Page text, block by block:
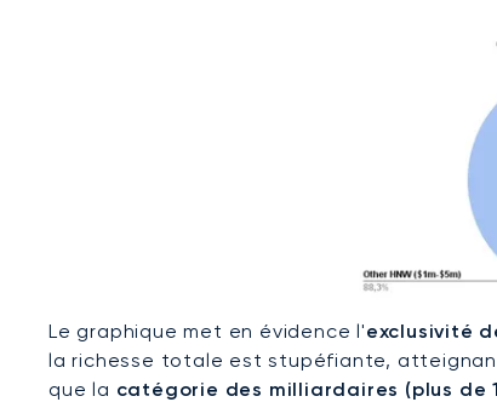
Le graphique met en évidence l'exclusivité
la richesse totale est stupéfiante,
que la catégorie des milliardaires (plus de